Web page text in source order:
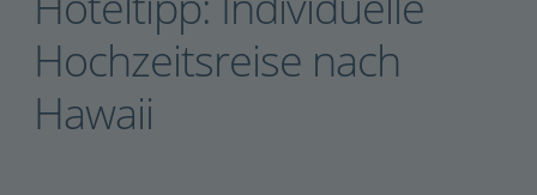
Hochzeitsreise nach
Hawaii